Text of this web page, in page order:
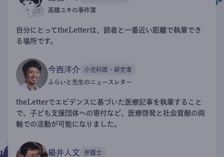
高橋ユキの事件簿
自分にとってtheLetterは、読者と一番近い距離で執筆でき
る場所です。
今西洋介 小児科医・研究者
ふらいと先生のニュースレター
theLetterでエビデンスに基づいた医療記事を執筆すること
で、子ども支援団体への寄付など、医療啓発と社会貢献の両
軸での活動が可能になりました。
楊井人文 弁護士